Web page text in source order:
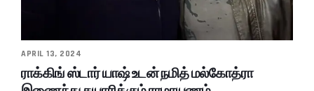
APRIL 13, 2024
ராக்கிங் ஸ்டார் யாஷ் உடன் நமித் மல்கோத்ரா